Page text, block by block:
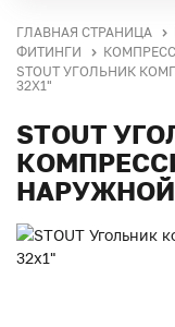
ГЛАВНАЯ СТРАНИЦА
ФИТИНГИ
STOUT УГОЛЬНИК
32Х1"
STOUT
НАРУЖНОЙ